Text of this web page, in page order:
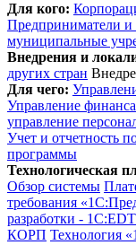
Для кого:
Предприниматели и
муниципальные
Внедрения и
других стран
Для чего:
Управление
управление
Учет и отчетность
программы
Технологическая
Обзор системы
требования
разработки - 1C:EDT
КОРП Технология